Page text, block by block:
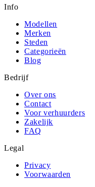
Info
Modellen
Merken
Steden
Categorieën
Blog
Bedrijf
Over ons
Contact
Voor verhuurders
Zakelijk
FAQ
Legal
Privacy
Voorwaarden